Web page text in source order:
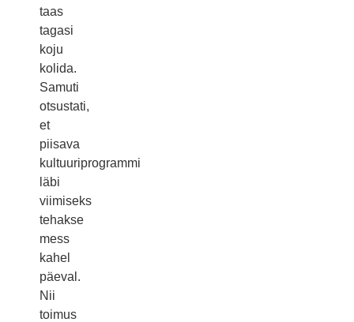
taas
tagasi
koju
kolida.
Samuti
otsustati,
et
piisava
kultuuriprogrammi
läbi
viimiseks
tehakse
mess
kahel
päeval.
Nii
toimus